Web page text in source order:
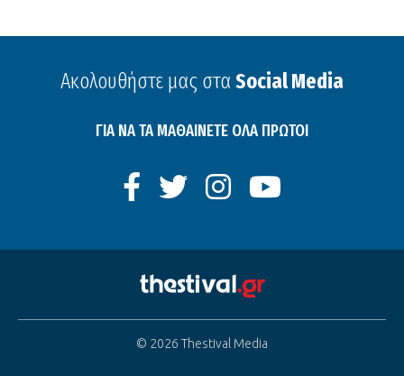
Ακολουθήστε μας στα Social Media
ΓΙΑ ΝΑ ΤΑ ΜΑΘΑΙΝΕΤΕ ΟΛΑ ΠΡΩΤΟΙ
© 2026 Thestival Media